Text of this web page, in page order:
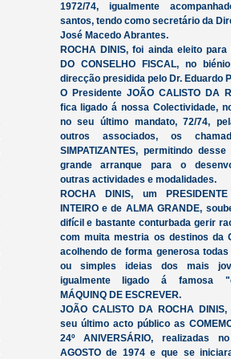
1972/74, igualmente
santos, tendo como secretário da
José Macedo Abrantes.
ROCHA DINIS, foi ainda eleito para
DO CONSELHO FISCAL, no
direcção presidida pelo Dr. Eduardo
O Presidente JOÃO CALISTO DA
fica ligado á nossa Colectividade,
no seu último mandato, 72/74,
outros associados, os
SIMPATIZANTES, permitindo
grande arranque para o
outras actividades e modalidades.
ROCHA DINIS, um
INTEIRO e de ALMA GRANDE,
difícil e bastante conturbada gerir
com muita mestria os destinos da
acolhendo de forma generosa
ou simples ideias dos mais
igualmente ligado á famosa
MÁQUINQ DE ESCREVER.
JOÃO CALISTO DA ROCHA
seu último acto público as
24º ANIVERSÁRIO, realizadas
AGOSTO de 1974 e que se